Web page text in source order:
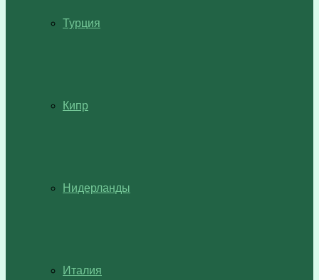
Турция
Кипр
Нидерланды
Италия